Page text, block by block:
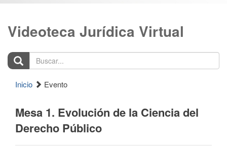
Videoteca Jurídica Virtual
Buscar...
Inicio Evento
Mesa 1. Evolución de la Ciencia del
Derecho Público